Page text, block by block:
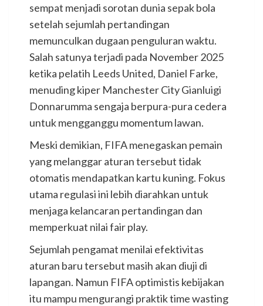
sempat menjadi sorotan dunia sepak bola
setelah sejumlah pertandingan
memunculkan dugaan penguluran waktu.
Salah satunya terjadi pada November 2025
ketika pelatih Leeds United, Daniel Farke,
menuding kiper Manchester City Gianluigi
Donnarumma sengaja berpura-pura cedera
untuk mengganggu momentum lawan.
Meski demikian, FIFA menegaskan pemain
yang melanggar aturan tersebut tidak
otomatis mendapatkan kartu kuning. Fokus
utama regulasi ini lebih diarahkan untuk
menjaga kelancaran pertandingan dan
memperkuat nilai fair play.
Sejumlah pengamat menilai efektivitas
aturan baru tersebut masih akan diuji di
lapangan. Namun FIFA optimistis kebijakan
itu mampu mengurangi praktik time wasting